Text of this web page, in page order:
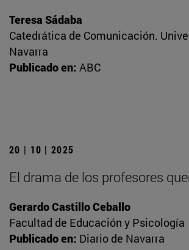
Teresa Sádaba
Catedrática de Comunicación.
Navarra
Publicado en: ABC
20 | 10 | 2025
El drama de los profesores
Gerardo Castillo Ceballo
Facultad de Educación y Psicología
Publicado en: Diario de Navarra